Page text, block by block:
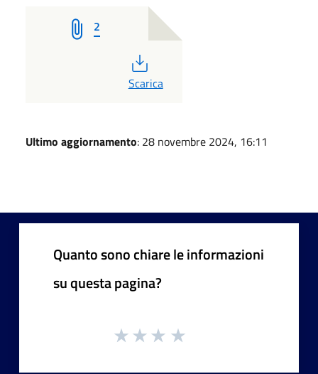
2
PDF
Scarica
Ultimo aggiornamento: 28 novembre 2024, 16:11
Quanto sono chiare le informazioni
su questa pagina?